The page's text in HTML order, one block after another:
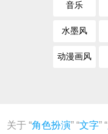
音乐
水墨风
动漫画风
关于 “角色扮演” “文字” “